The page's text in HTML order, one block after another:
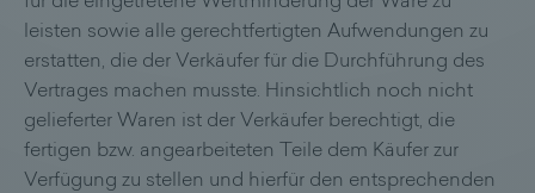
leisten sowie alle gerechtfertigten Aufwendungen zu
erstatten, die der Verkäufer für die Durchführung des
Vertrages machen musste. Hinsichtlich noch nicht
gelieferter Waren ist der Verkäufer berechtigt, die
fertigen bzw. angearbeiteten Teile dem Käufer zur
Verfügung zu stellen und hierfür den entsprechenden